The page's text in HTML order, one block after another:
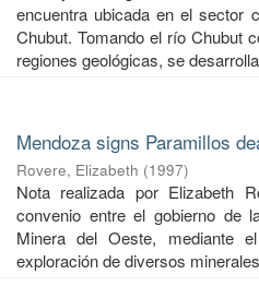
encuentra ubicada en el sector
Chubut. Tomando el río Chubut
regiones geológicas, se
Mendoza signs Paramillos
Rovere, Elizabeth (1997)
Nota realizada por Elizabeth
convenio entre el gobierno de
Minera del Oeste, mediante
exploración de diversos